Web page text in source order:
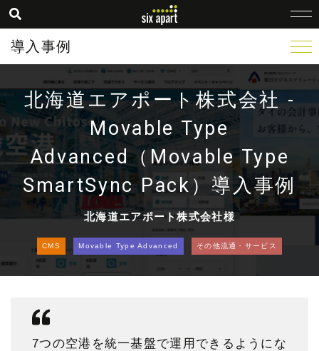
導入事例
北海道エアポート株式会社 -
Movable Type
Advanced（Movable Type
SmartSync Pack）導入事例
北海道エアポート株式会社様
CMS Movable Type Advanced その他流通・サービス
7つの空港を統一基盤で運用できるようにな